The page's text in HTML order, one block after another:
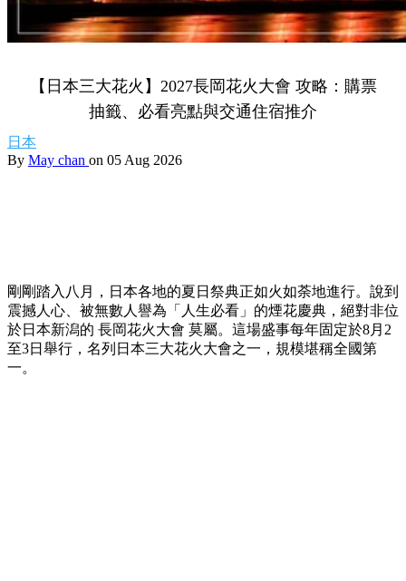
【日本三大花火】2027長岡花火大會 攻略：購票
抽籤、必看亮點與交通住宿推介
日本
By May chan on 05 Aug 2026
剛剛踏入八月，日本各地的夏日祭典正如火如荼地進行。說到
震撼人心、被無數人譽為「人生必看」的煙花慶典，絕對非位
於日本新潟的 長岡花火大會 莫屬。這場盛事每年固定於8月2
至3日舉行，名列日本三大花火大會之一，規模堪稱全國第
一。